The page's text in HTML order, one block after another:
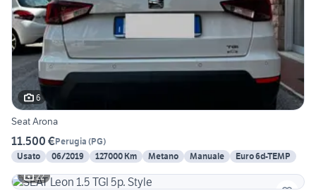
6
Seat Arona
11.500 €Perugia (PG)
Usato
06/2019 127000 Km Metano Manuale
Euro 6d-TEMP
22